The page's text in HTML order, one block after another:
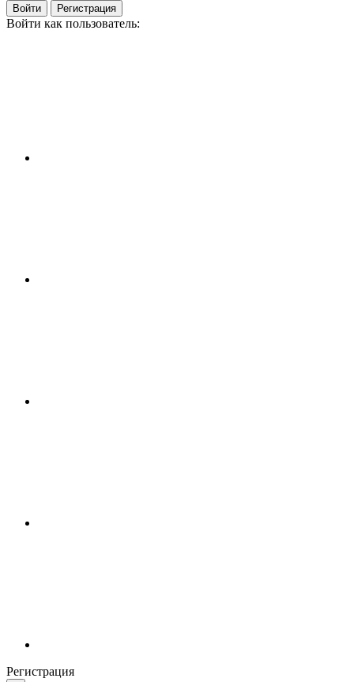
Войти Регистрация
Войти как пользователь:
Регистрация